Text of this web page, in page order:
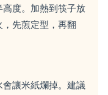
度。加熱到筷子放
先煎定型，再翻
讓米紙爛掉。建議